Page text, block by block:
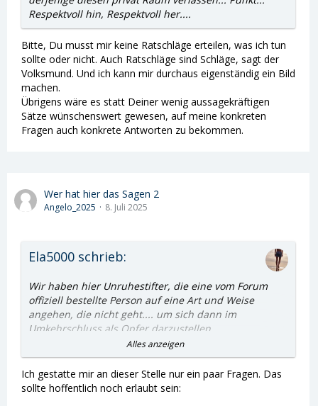
Respektvoll hin, Respektvoll her....
Bitte, Du musst mir keine Ratschläge erteilen, was ich tun
sollte oder nicht. Auch Ratschläge sind Schläge, sagt der
Volksmund. Und ich kann mir durchaus eigenständig ein Bild
machen.
Übrigens wäre es statt Deiner wenig aussagekräftigen
Sätze wünschenswert gewesen, auf meine konkreten
Fragen auch konkrete Antworten zu bekommen.
Wer hat hier das Sagen 2
Angelo_2025 8. Juli 2025
Ela5000 schrieb:
Wir haben hier Unruhestifter, die eine vom Forum
offiziell bestellte Person auf eine Art und Weise
angehen, die nicht geht.... um sich dann im
Umkehrschluss als Opfer darzustellen.
Das geht einfach nicht... Punkt 😡
Und an dieser Stelle, muss ich dann auch Kritik an
Nicole üben... Du greifst nicht früh genug und auch
Alles anzeigen
Ich gestatte mir an dieser Stelle nur ein paar Fragen. Das
sollte hoffentlich noch erlaubt sein: